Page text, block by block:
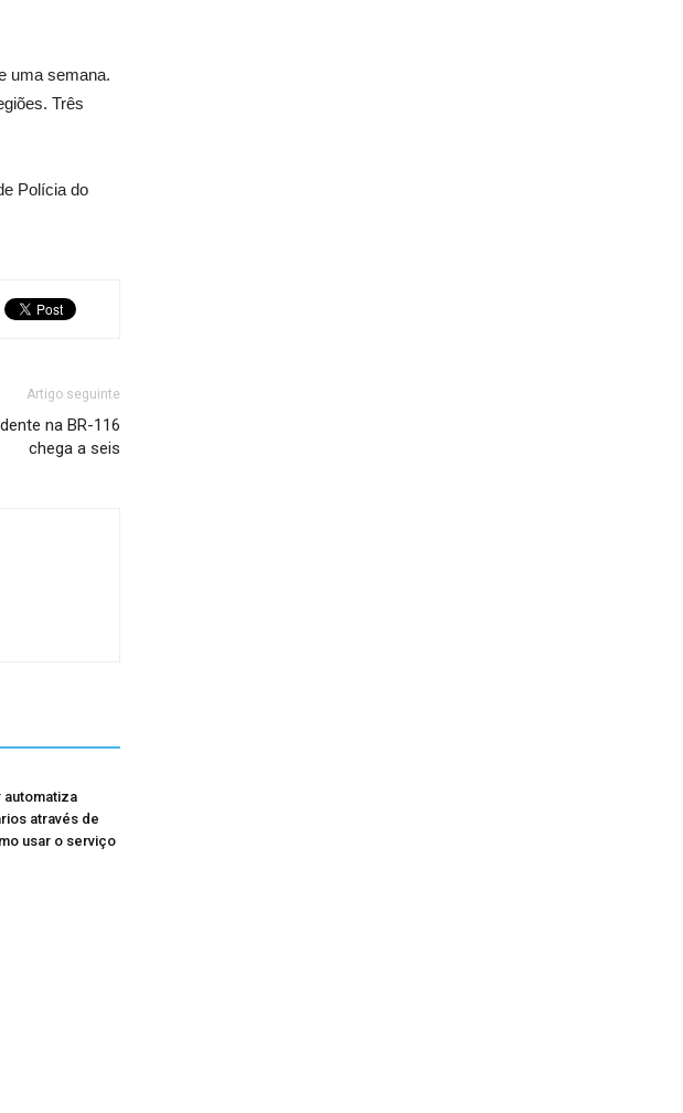
uma semana.
Três
Polícia do
Artigo seguinte
na BR-116
chega a seis
automatiza
através de
usar o serviço